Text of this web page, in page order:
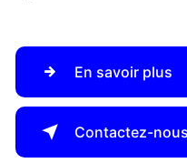
En savoir plus
Contactez-nous